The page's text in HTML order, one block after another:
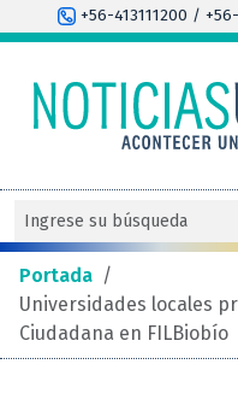
+56-413111200 /
Portada /
Universidades locales
Ciudadana en FILBiobío